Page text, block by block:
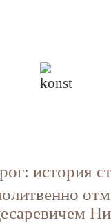
история